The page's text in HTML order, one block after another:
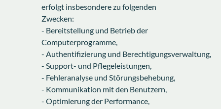
erfolgt insbesondere zu folgenden
Zwecken:
- Bereitstellung und Betrieb der
Computerprogramme,
- Authentifizierung und Berechtigungsverwaltung,
- Support- und Pflegeleistungen,
- Fehleranalyse und Störungsbehebung,
- Kommunikation mit den Benutzern,
- Optimierung der Performance,